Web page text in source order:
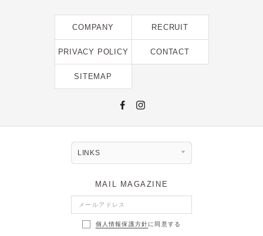
2023年8月 [6]
2023年5月 [4]
2023年3月 [2]
2022年12月 [2]
2022年10月 [1]
COMPANY RECRUIT
PRIVACY POLICY CONTACT
SITEMAP
LINKS
MAIL MAGAZINE
個人情報保護方針に同意する